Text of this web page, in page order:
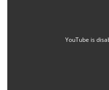
YouTube is